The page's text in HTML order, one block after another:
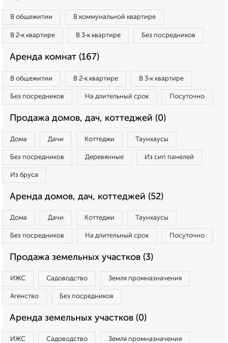
В общежитии В коммунальной квартире
В 2‑к квартире В 3‑к квартире Без посредников
Аренда комнат (167)
В общежитии В 2‑к квартире В 3‑к квартире
Без посредников На длительный срок Посуточно
Продажа домов, дач, коттеджей (0)
Дома Дачи Коттеджи Таунхаусы
Без посредников Деревянные Из сип панелей
Из бруса
Аренда домов, дач, коттеджей (52)
Дома Дачи Коттеджи Таунхаусы
Без посредников На длительный срок Посуточно
Продажа земельных участков (3)
ИЖС Садоводство Земля промназначения
Агенство Без посредников
Аренда земельных участков (0)
ИЖС Садоводство Земля промназначения